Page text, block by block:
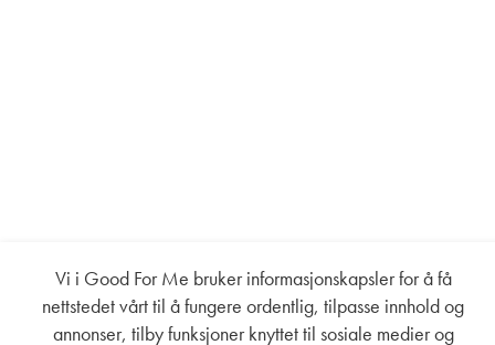
Vi i Good For Me bruker informasjonskapsler for å få
nettstedet vårt til å fungere ordentlig, tilpasse innhold og
annonser, tilby funksjoner knyttet til sosiale medier og